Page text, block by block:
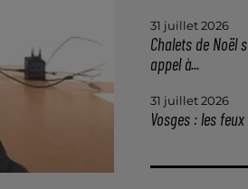
31 juillet 2026
Chalets de Noël
appel à...
31 juillet 2026
Vosges : les